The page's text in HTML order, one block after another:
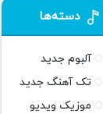
دسته‌ها
آلبوم جدید
تک آهنگ جدید
موزیک ویدیو